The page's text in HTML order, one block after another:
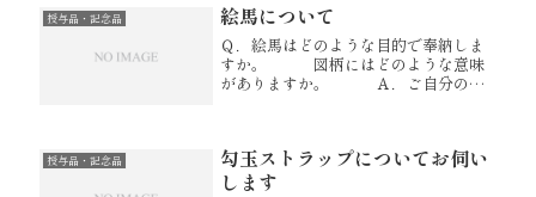
授与品・記念品 絵馬について
Ｑ．絵馬はどのような目的で奉納しま
すか。 図柄にはどのような意味
がありますか。 Ａ．ご自分の願
奉納される方もあります。 何か
の節目に...
授与品・記念品
勾玉ストラップについてお伺い
します